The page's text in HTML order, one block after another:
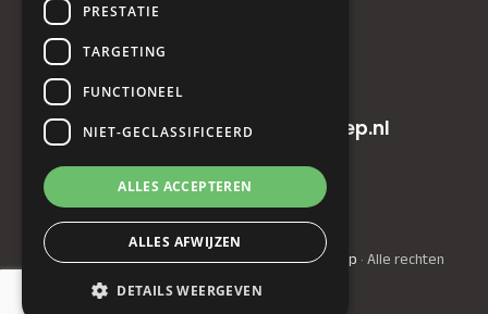
+31(0)161 23 48 68
info@horecainnovatiegroep.nl
AV
© Copyright 2022 - 2026Horeca Innovatie Groep · Alle rechten
PRESTATIE
TARGETING
FUNCTIONEEL
NIET-GECLASSIFICEERD
ALLES ACCEPTEREN
ALLES AFWIJZEN
DETAILS WEERGEVEN